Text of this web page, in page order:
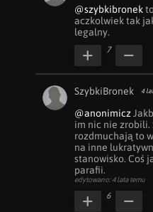
@szybkibronek
aczkolwiek tak
legalny.
7
SzybkiBronek 4
@anonimicz
im nic nie zrobili.
rozdmuchają to
na inne
stanowisko. Coś
parafii.
edytowano: 4 lata temu
6